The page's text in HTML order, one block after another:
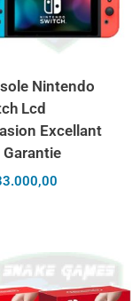
Nintendo
Lcd
Excellant
Garantie